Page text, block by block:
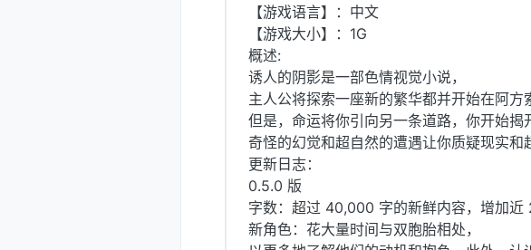
【游戏语言】：中文
【游戏大小】：1G
概述:
诱人的阴影是一部色情视觉小说，
主人公将探索一座新的繁华都并开始在阿方
但是，命运将你引向另一条道路，你开始揭
奇怪的幻觉和超自然的遭遇让你质疑现实和
更新日志：
0.5.0 版
字数：超过 40,000 字的新鲜内容，增加近
新角色：花大量时间与双胞胎相处，